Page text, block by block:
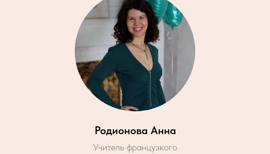
Родионова Анна
Учитель французкого